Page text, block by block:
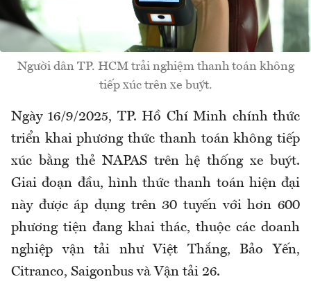
Người dân TP. HCM trải nghiệm thanh toán không
tiếp xúc trên xe buýt.
Ngày 16/9/2025, TP. Hồ Chí Minh chính thức
triển khai phương thức thanh toán không tiếp
xúc bằng thẻ NAPAS trên hệ thống xe buýt.
Giai đoạn đầu, hình thức thanh toán hiện đại
này được áp dụng trên 30 tuyến với hơn 600
phương tiện đang khai thác, thuộc các doanh
nghiệp vận tải như Việt Thắng, Bảo Yến,
Citranco, Saigonbus và Vận tải 26.